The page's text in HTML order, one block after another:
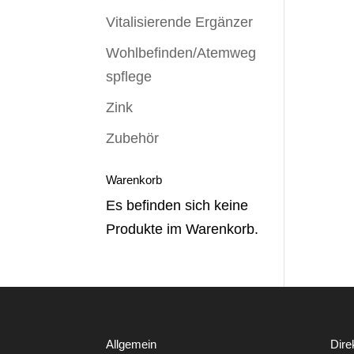
Vitalisierende Ergänzer
Wohlbefinden/Atemweg
spflege
Zink
Zubehör
Warenkorb
Es befinden sich keine
Produkte im Warenkorb.
Allgemein